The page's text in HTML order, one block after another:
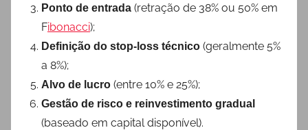
Ponto de entrada (retração de 38% ou 50% em
Fibonacci);
Definição do stop-loss técnico (geralmente 5%
a 8%);
Alvo de lucro (entre 10% e 25%);
Gestão de risco e reinvestimento gradual
(baseado em capital disponível).